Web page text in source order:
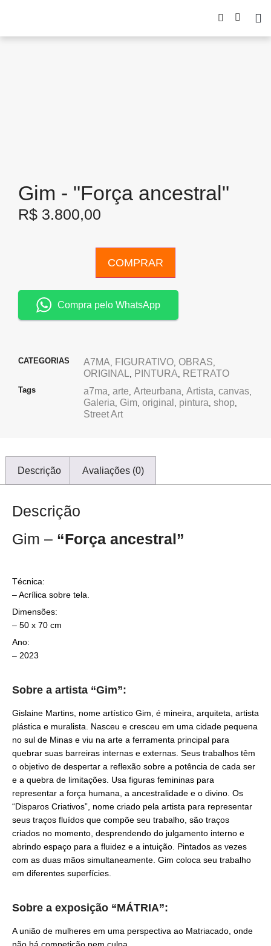
Gim - "Força ancestral"
R$ 3.800,00
COMPRAR
Compra pelo WhatsApp
CATEGORIAS A7MA, FIGURATIVO, OBRAS,
ORIGINAL, PINTURA, RETRATO
Tags a7ma, arte, Arteurbana, Artista, canvas,
Galeria, Gim, original , pintura, shop,
Street Art
Descrição Avaliações (0)
Descrição
Gim – “Força ancestral”
Técnica:
– Acrílica sobre tela.
Dimensões:
– 50 x 70 cm
Ano:
– 2023
Sobre a artista “Gim”:
Gislaine Martins, nome artístico Gim, é mineira, arquiteta, artista
plástica e muralista. Nasceu e cresceu em uma cidade pequena
no sul de Minas e viu na arte a ferramenta principal para
quebrar suas barreiras internas e externas. Seus trabalhos têm
o objetivo de despertar a reflexão sobre a potência de cada ser
e a quebra de limitações. Usa figuras femininas para
representar a força humana, a ancestralidade e o divino. Os
“Disparos Criativos”, nome criado pela artista para representar
seus traços fluídos que compõe seu trabalho, são traços
criados no momento, desprendendo do julgamento interno e
abrindo espaço para a fluidez e a intuição. Pintados as vezes
com as duas mãos simultaneamente. Gim coloca seu trabalho
em diferentes superfícies.
Sobre a exposição “MÁTRIA”:
A união de mulheres em uma perspectiva ao Matriacado, onde
não há competição nem culpa,